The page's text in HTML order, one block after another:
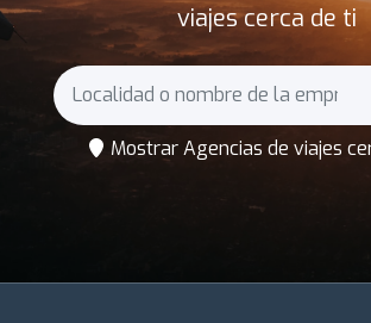
viajes cerca de ti
Mostrar Agencias de viajes